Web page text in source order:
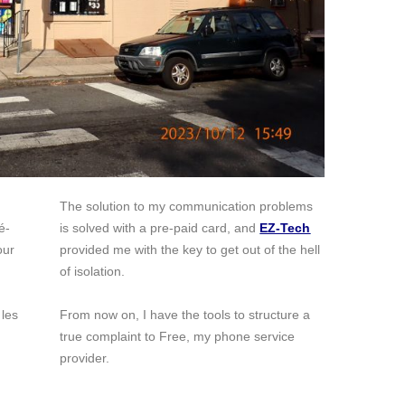
The solution to my communication problems
is solved with a pre-paid card, and EZ-Tech
provided me with the key to get out of the hell
of isolation.
From now on, I have the tools to structure a
true complaint to Free, my phone service
provider.